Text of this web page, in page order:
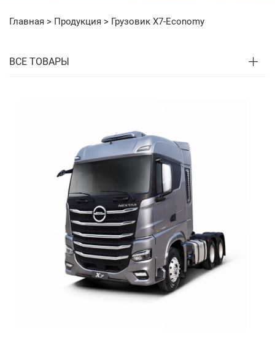
Главная > Продукция > Грузовик X7-Economy
ВСЕ ТОВАРЫ